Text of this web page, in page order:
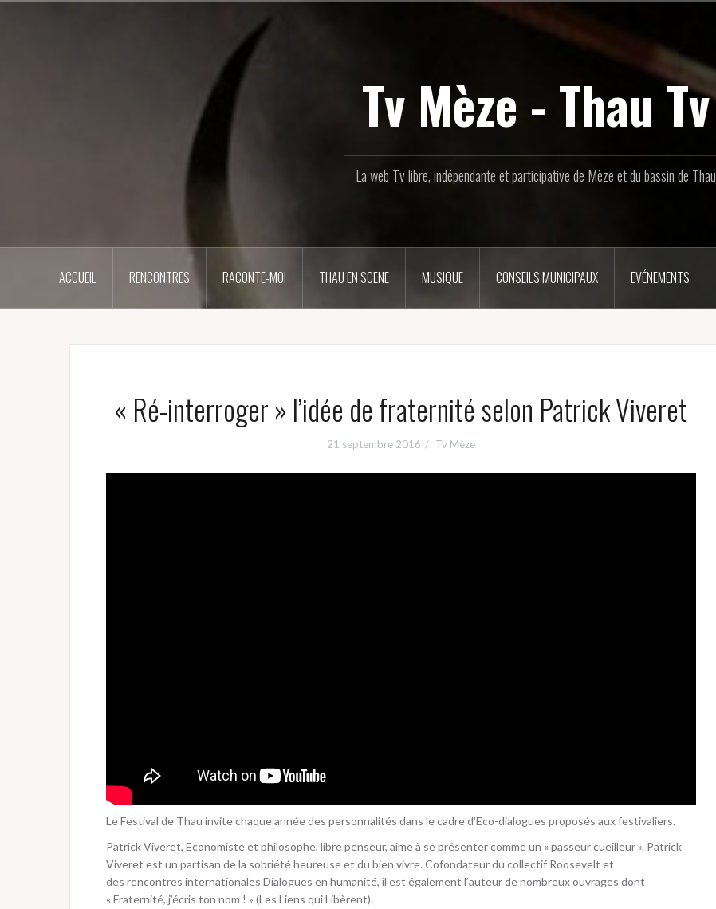
Tv Mèze - Thau Tv
La web Tv libre, indépendante et participative de Mèze et du bassin de Thau
ACCUEIL RENCONTRES RACONTE-MOI THAU EN SCENE MUSIQUE CONSEILS MUNICIPAUX EVÉNEMENTS
« Ré-interroger » l’idée de fraternité selon Patrick Viveret
21 septembre 2016 Tv Mèze
Le Festival de Thau invite chaque année des personnalités dans le cadre d’Eco-dialogues proposés aux festivaliers.
Patrick Viveret, Economiste et philosophe, libre penseur, aime à se présenter comme un « passeur cueilleur ». Patrick
Viveret est un partisan de la sobriété heureuse et du bien vivre. Cofondateur du collectif Roosevelt et
des rencontres internationales Dialogues en humanité, il est également l’auteur de nombreux ouvrages dont
« Fraternité, j’écris ton nom ! » (Les Liens qui Libèrent).